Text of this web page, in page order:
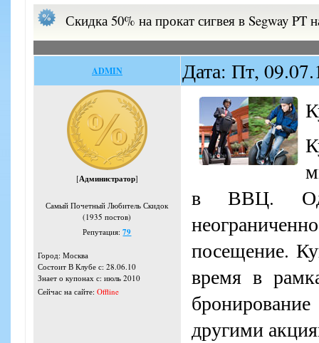
Скидка 50% на прокат сигвея в Segway PT
ADMIN Дата: Пт,
[Администратор]
Самый Почетный Любитель Скидок
(1935 постов)
Репутация:79
Город: Москва
Состоит В Клубе с: 28.06.10
Знает о купонах с: июль 2010
Сейчас на сайте: Offline
в ВВЦ.
посещение.
время в
другими